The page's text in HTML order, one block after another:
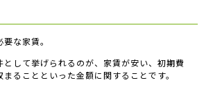
な家賃。
として挙げられるのが、家賃が安い、初期費
ることといった金額に関することです。